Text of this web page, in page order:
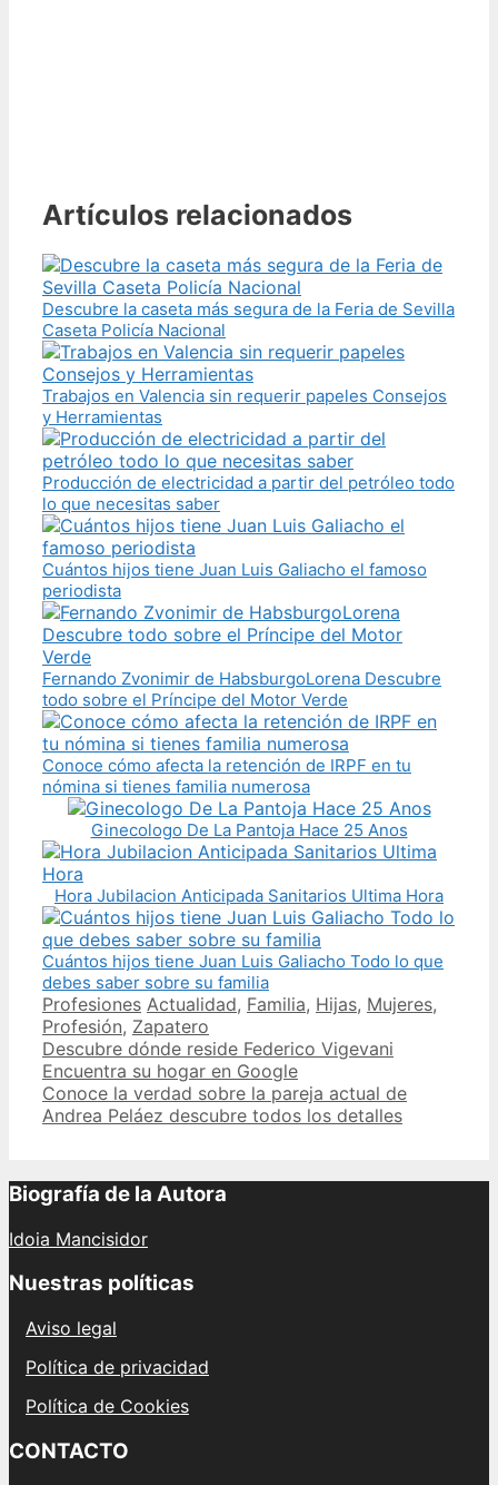
Artículos relacionados
Descubre la caseta más segura de la Feria de Sevilla
Caseta Policía Nacional
Trabajos en Valencia sin requerir papeles Consejos
y Herramientas
Producción de electricidad a partir del petróleo todo
lo que necesitas saber
Cuántos hijos tiene Juan Luis Galiacho el famoso
periodista
Fernando Zvonimir de HabsburgoLorena Descubre
todo sobre el Príncipe del Motor Verde
Conoce cómo afecta la retención de IRPF en tu
nómina si tienes familia numerosa
Ginecologo De La Pantoja Hace 25 Anos
Hora Jubilacion Anticipada Sanitarios Ultima Hora
Cuántos hijos tiene Juan Luis Galiacho Todo lo que
debes saber sobre su familia
Categories
Profesiones Tags
Actualidad, Familia, Hijas, Mujeres,
Profesión, Zapatero
Post
navigation
Descubre dónde reside Federico Vigevani
Encuentra su hogar en Google
Conoce la verdad sobre la pareja actual de
Andrea Peláez descubre todos los detalles
Biografía de la Autora
Idoia Mancisidor
Nuestras políticas
Aviso legal
Política de privacidad
Política de Cookies
CONTACTO